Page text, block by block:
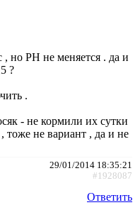
но PH не меняется . да и
?
.
- не кормили их сутки
тоже не вариант , да и не
29/01/2014 18:35:21
#1928087
Ответить